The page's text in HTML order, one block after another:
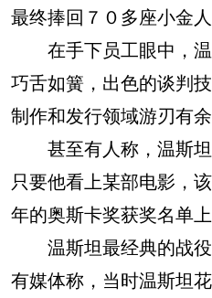
最终捧回７０多座小金人
在手下员工眼中，温
巧舌如簧，出色的谈判
制作和发行领域游刃有余
甚至有人称，温斯坦
只要他看上某部电影，
年的奥斯卡奖获奖名单上
温斯坦最经典的战役
有媒体称，当时温斯坦